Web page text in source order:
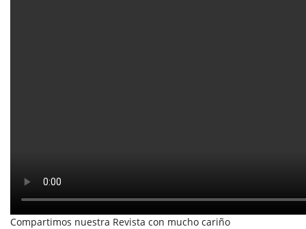
Compartimos nuestra Revista con mucho cariño